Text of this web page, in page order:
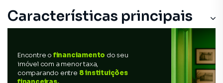
Características principais
Encontre o financiamento do seu
imóvel com a menor taxa,
comparando entre 8 instituições